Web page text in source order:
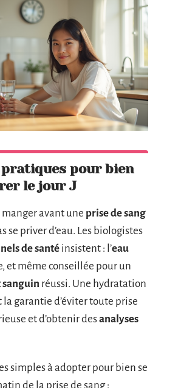
pratiques pour bien
le jour J
manger avant une prise de sang
se priver d’eau. Les biologistes
de santé insistent : l’eau
et même conseillée pour un
réussi. Une hydratation
la garantie d’éviter toute prise
et d’obtenir desanalyses
simples à adopter pour bien se
de la prise de sang :